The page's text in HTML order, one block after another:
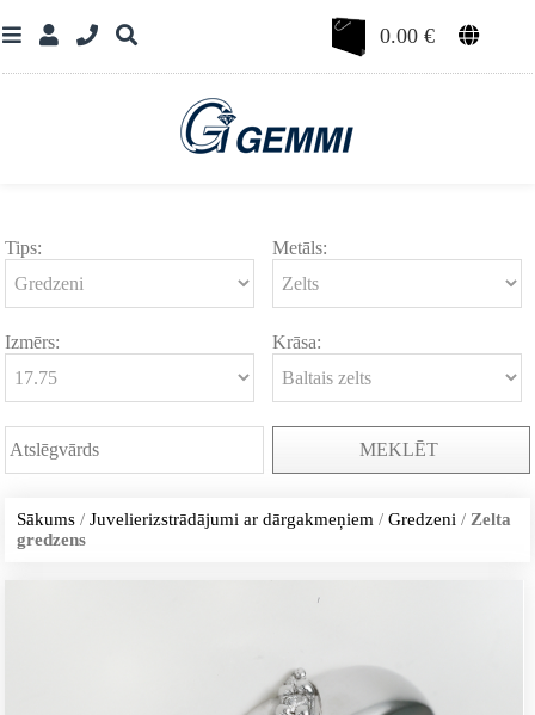
0.00€
Tips: Metāls:
Izmērs: Krāsa:
MEKLĒT
Sākums /Juvelierizstrādājumi ar dārgakmeņiem /Gredzeni / Zelta
gredzens